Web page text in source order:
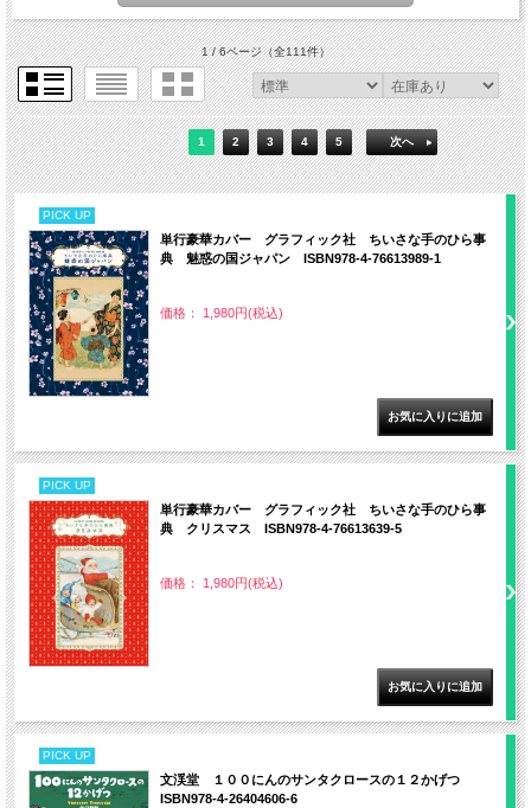
1 / 6ページ（全111件）
1 2 3 4 5 次へ
PICK UP
単行豪華カバー グラフィック社 ちいさな手のひら事
典 魅惑の国ジャパン ISBN978-4-76613989-1
価格： 1,980円(税込)
PICK UP
単行豪華カバー グラフィック社 ちいさな手のひら事
典 クリスマス ISBN978-4-76613639-5
価格： 1,980円(税込)
PICK UP
文渓堂 １００にんのサンタクロースの１２かげつ
ISBN978-4-26404606-6